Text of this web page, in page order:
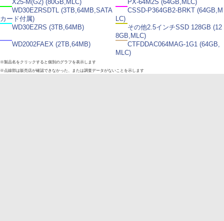
X25-M(G2) (80GB,MLC)
PX-64M2S (64GB,MLC)
WD30EZRSDTL (3TB,64MB,SATA
カード付属)
CSSD-P364GB2-BRKT (64GB,M
LC)
WD30EZRS (3TB,64MB)
その他2.5インチSSD 128GB (12
8GB,MLC)
WD2002FAEX (2TB,64MB)
CTFDDAC064MAG-1G1 (64GB,
MLC)
※製品名をクリックすると個別のグラフを表示します
※点線部は販売店が確認できなかった、または調査データがないことを示します